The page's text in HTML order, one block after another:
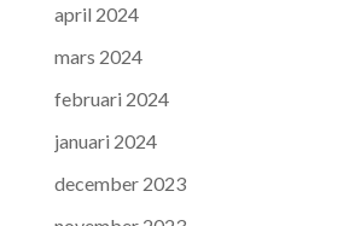
april 2024
mars 2024
februari 2024
januari 2024
december 2023